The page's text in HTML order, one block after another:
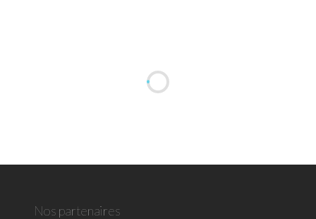
Nos partenaires